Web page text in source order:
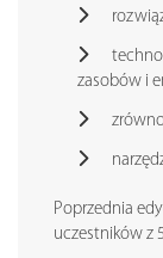
zasobów i
Poprzednia
uczestników z